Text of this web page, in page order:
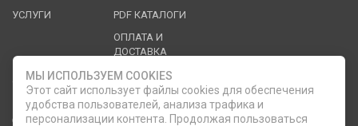
УСЛУГИ
PDF КАТАЛОГИ
ОПЛАТА И
ДОСТАВКА
Служба клиентской поддержки
ОБРАТНЫЙ ЗВОНОК phone
8 (812) 335-21-16
МЫ ИСПОЛЬЗУЕМ COOKIES
Этот сайт использует файлы cookies для обеспечения
удобства пользователей, анализа трафика и
персонализации контента. Продолжая пользоваться